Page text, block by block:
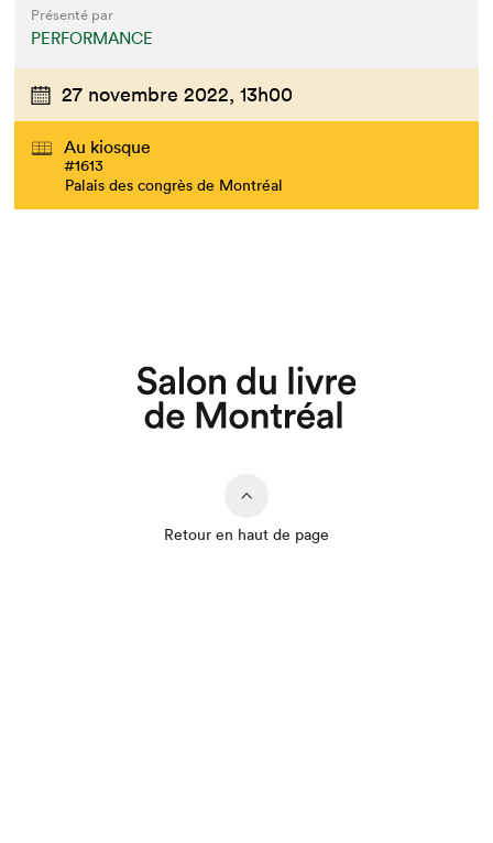
Présenté par
PERFORMANCE
27 novembre 2022, 13h00
Au kiosque
#1613
Palais des congrès de Montréal
Retour en haut de page